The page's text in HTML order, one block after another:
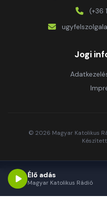
(+36
Jogi
© 2026 Magyar Katolikus
Élő adás
Magyar Katolikus Rádió